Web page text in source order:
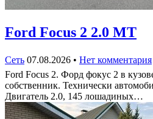
Ford Focus 2 2.0 MT
Сеть 07.08.2026 • Нет комментария
Ford Focus 2. Форд фокус 2 в
собственник. Технически
Двигатель 2.0, 145 лошадиных…